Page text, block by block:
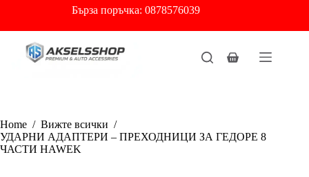
content
Бърза поръчка: 0878576039
Shopping
Home / Вижте всички /
УДАРНИ АДАПТЕРИ – ПРЕХОДНИЦИ ЗА ГЕДОРЕ 8
ЧАСТИ HAWEK